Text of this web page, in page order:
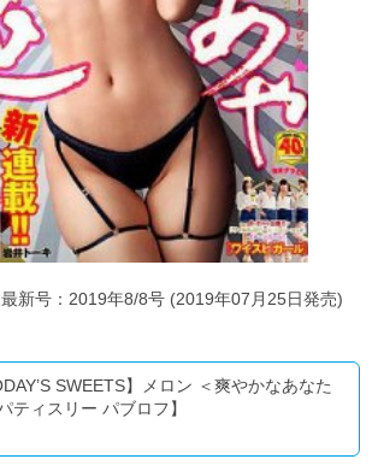
新号：2019年8/8号 (2019年07月25日発売)
SWEETS】メロン ＜爽やかなあなた
ティスリー パブロフ】